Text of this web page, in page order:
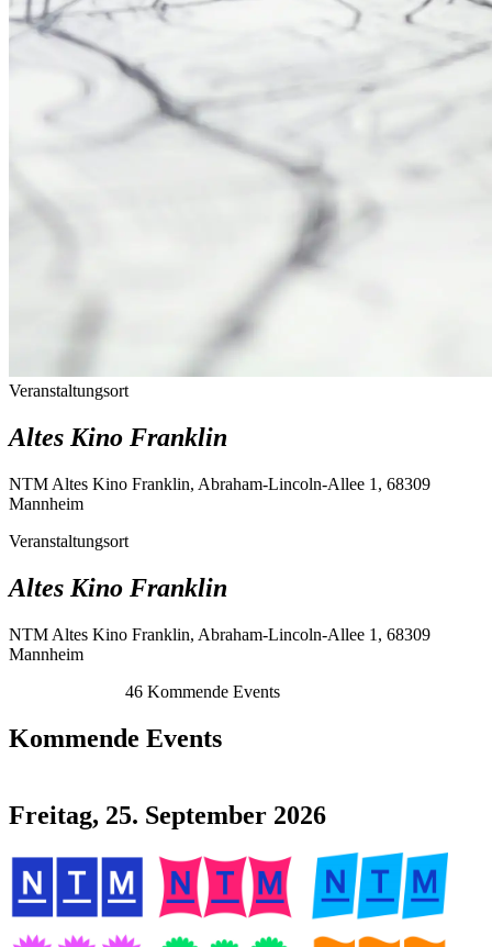
Veranstaltungsort
Altes Kino Franklin
NTM Altes Kino Franklin, Abraham-Lincoln-Allee 1, 68309
Mannheim
Veranstaltungsort
Altes Kino Franklin
NTM Altes Kino Franklin, Abraham-Lincoln-Allee 1, 68309
Mannheim
46 Kommende Events
Kommende Events
Freitag, 25. September 2026